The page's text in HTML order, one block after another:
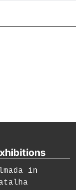
in